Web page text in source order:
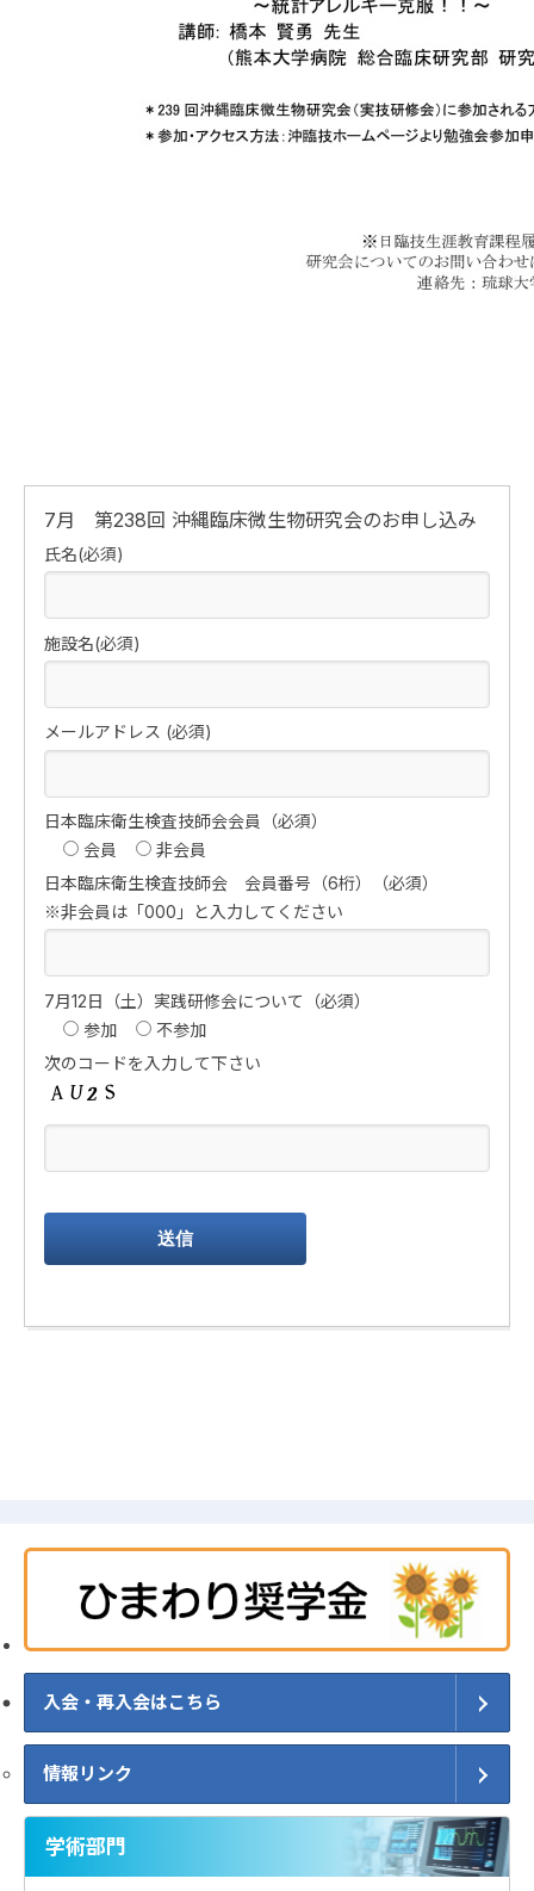
7月 第238回 沖縄臨床微生物研究会のお申し込み
氏名(必須)
施設名(必須)
メールアドレス (必須)
日本臨床衛生検査技師会会員（必須）
会員
非会員
日本臨床衛生検査技師会 会員番号（6桁）（必須）
※非会員は「000」と入力してください
7月12日（土）実践研修会について（必須）
参加
不参加
次のコードを入力して下さい
入会・再入会はこちら
情報リンク
学術部門